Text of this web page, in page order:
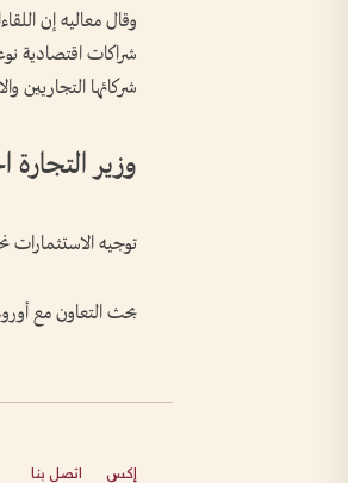
وقال معاليه إن
شراكات اقتصادية
شركائها التجاريين
وزير التجارة
توجيه الاستثمارات
بحث التعاون مع
إكس
اتصل بنا